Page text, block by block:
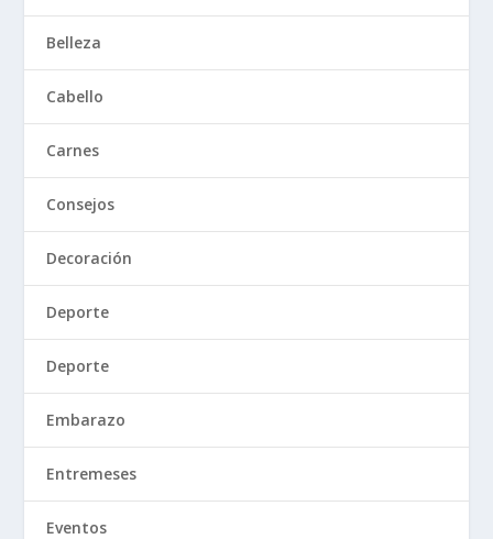
Belleza
Cabello
Carnes
Consejos
Decoración
Deporte
Deporte
Embarazo
Entremeses
Eventos